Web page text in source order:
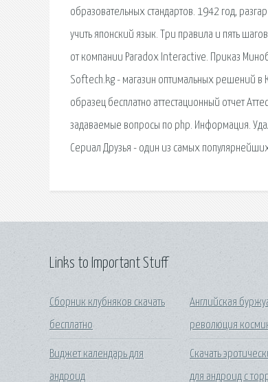
образовательных стандартов. 1942 год,
учить японский язык. Три правила и пять
от компании Paradox Interactive. Приказ
Softech.kg - магазин оптимальных решений в
образец бесплатно аттестационный отчет
задаваемые вопросы по php. Информация.
Сериал Друзья - один из самых
Links to Important Stuff
Сборник клубняков скачать
бесплатно
Виджет календарь для
андроид
Английская
революция
Скачать
для андроид с